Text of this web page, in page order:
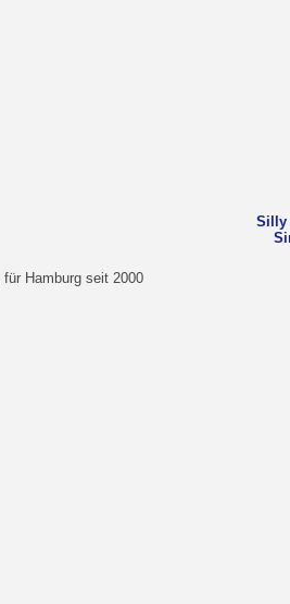
Silly
Hamburg seit 2000